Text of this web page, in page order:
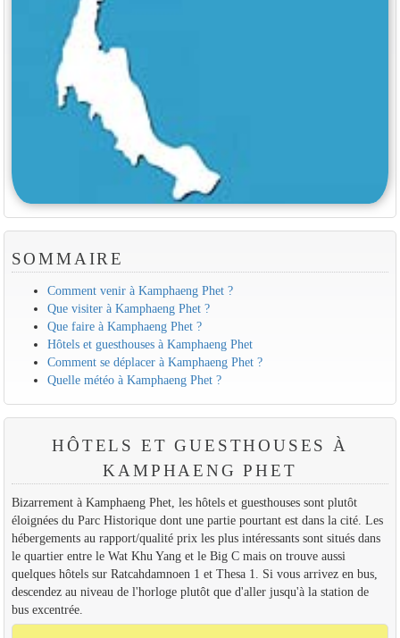
SOMMAIRE
Comment venir à Kamphaeng Phet ?
Que visiter à Kamphaeng Phet ?
Que faire à Kamphaeng Phet ?
Hôtels et guesthouses à Kamphaeng Phet
Comment se déplacer à Kamphaeng Phet ?
Quelle météo à Kamphaeng Phet ?
HÔTELS ET GUESTHOUSES À
KAMPHAENG PHET
Bizarrement à Kamphaeng Phet, les hôtels et guesthouses sont plutôt
éloignées du Parc Historique dont une partie pourtant est dans la cité. Les
hébergements au rapport/qualité prix les plus intéressants sont situés dans
le quartier entre le Wat Khu Yang et le Big C mais on trouve aussi
quelques hôtels sur Ratcahdamnoen 1 et Thesa 1. Si vous arrivez en bus,
descendez au niveau de l'horloge plutôt que d'aller jusqu'à la station de
bus excentrée.